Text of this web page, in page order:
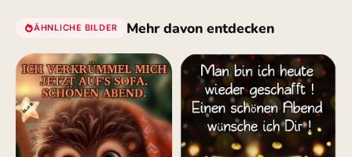
ÄHNLICHE BILDER Mehr davon entdecken